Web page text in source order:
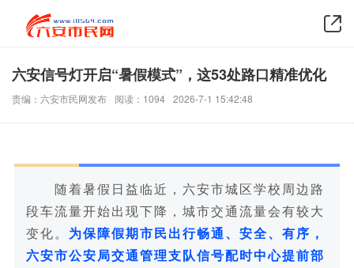
六安信号灯开启“暑假模式”，这53处路口精准优化
责编：六安市民网发布 阅读：1094 2026-7-1 15:42:48
随着暑假日益临近，六安市城区学校周边路
段车流量开始出现下降，城市交通流量会有较大
变化。 为保障假期市民出行畅通、安全、有序，
六安市公安局交通管理支队信号配时中心提前部